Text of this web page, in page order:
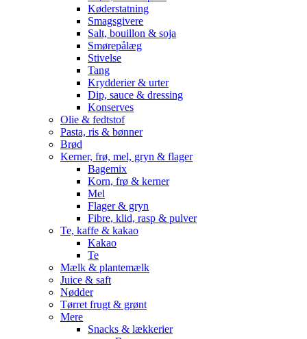
Køderstatning
Smagsgivere
Salt, bouillon & soja
Smørepålæg
Stivelse
Tang
Krydderier & urter
Dip, sauce & dressing
Konserves
Olie & fedtstof
Pasta, ris & bønner
Brød
Kerner, frø, mel, gryn & flager
Bagemix
Korn, frø & kerner
Mel
Flager & gryn
Fibre, klid, rasp & pulver
Te, kaffe & kakao
Kakao
Te
Mælk & plantemælk
Juice & saft
Nødder
Tørret frugt & grønt
Mere
Snacks & lækkerier